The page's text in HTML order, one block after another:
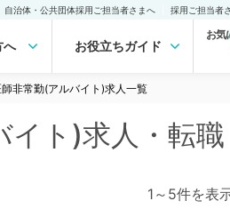
自治体・公共団体採用ご担当者さまへ 採用ご担当者
へ お役立ちガイド
お気
非常勤(アルバイト)求人一覧
イト)求人・転職
1～5件を表